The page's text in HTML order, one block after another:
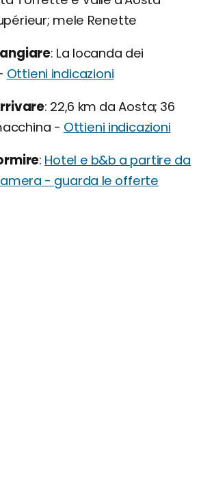
mele Renette
La locanda dei
Ottieni indicazioni
22,6 km da Aosta; 36
- Ottieni indicazioni
Hotel e b&b a partire da
- guarda le offerte